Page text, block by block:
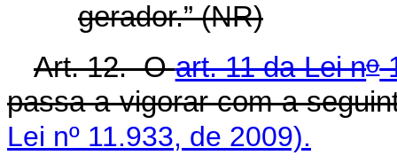
gerador.” (NR)
Art. 12. Oart. 11 da Lei no
passa a vigorar com a
Lei nº 11.933, de 2009).